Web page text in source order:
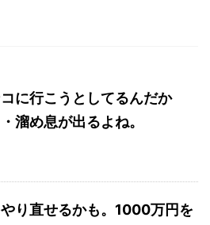
に行こうとしてるんだか
溜め息が出るよね。
り直せるかも。1000万円を